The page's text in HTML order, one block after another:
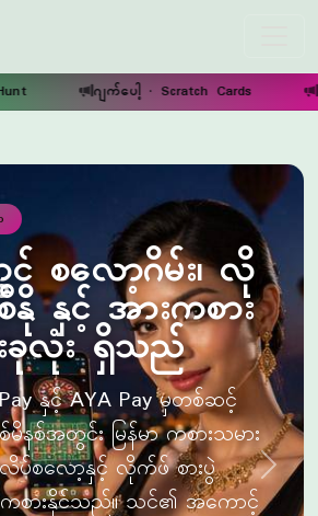
ဂျက်ပေါ့ · Scratch Cards ဂျက်ပေ
အချက်အလက်
chips for
ောင်းများသည် ဒေသဆိုင်ရာ
ေရာတွင် ဝန်ဆောင်မှု
စ် ဤဆိုက်တွင် ဖော်ပြ
နော